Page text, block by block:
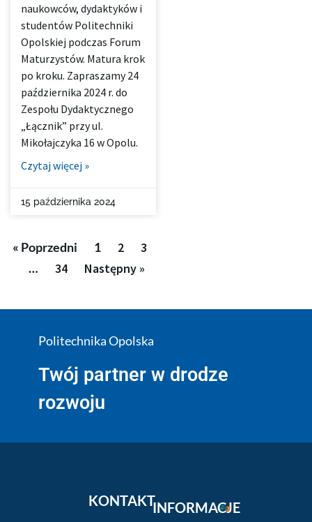
naukowców, dydaktyków i
studentów Politechniki
Opolskiej podczas Forum
Maturzystów. Matura krok
po kroku. Zapraszamy 24
października 2024 r. do
Zespołu Dydaktycznego
„Łącznik” przy ul.
Mikołajczyka 16 w Opolu.
Czytaj więcej »
15 października 2024
« Poprzedni 1 2 3
… 34 Następny »
Politechnika Opolska
Twój partner w drodze
rozwoju
KONTAKTINFORMACJE